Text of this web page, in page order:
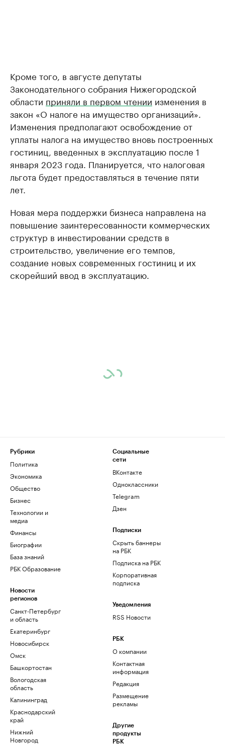
Кроме того, в августе депутаты
Законодательного собрания Нижегородской
области приняли в первом чтении изменения в
закон «О налоге на имущество организаций».
Изменения предполагают освобождение от
уплаты налога на имущество вновь построенных
гостиниц, введенных в эксплуатацию после 1
января 2023 года. Планируется, что налоговая
льгота будет предоставляться в течение пяти
лет.
Новая мера поддержки бизнеса направлена на
повышение заинтересованности коммерческих
структур в инвестировании средств в
строительство, увеличение его темпов,
создание новых современных гостиниц и их
скорейший ввод в эксплуатацию.
Рубрики
Политика
Экономика
Общество
Бизнес
Технологии и
медиа
Финансы
Биографии
База знаний
РБК Образование
Новости
регионов
Санкт-Петербург
и область
Екатеринбург
Новосибирск
Омск
Башкортостан
Вологодская
область
Калининград
Краснодарский
край
Нижний
Новгород
Социальные
сети
ВКонтакте
Одноклассники
Telegram
Дзен
Подписки
Скрыть баннеры
на РБК
Подписка на РБК
Корпоративная
подписка
Уведомления
RSS Новости
РБК
О компании
Контактная
информация
Редакция
Размещение
рекламы
Другие
продукты
РБК